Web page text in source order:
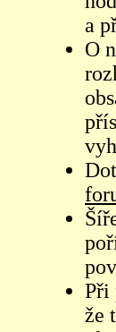
a
O
Při
že